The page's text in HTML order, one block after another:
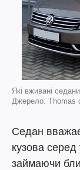
Які вживані
Джерело: Thomas
Седан
кузова серед
займаючи